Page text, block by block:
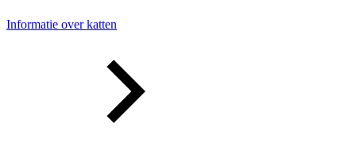
Informatie over katten